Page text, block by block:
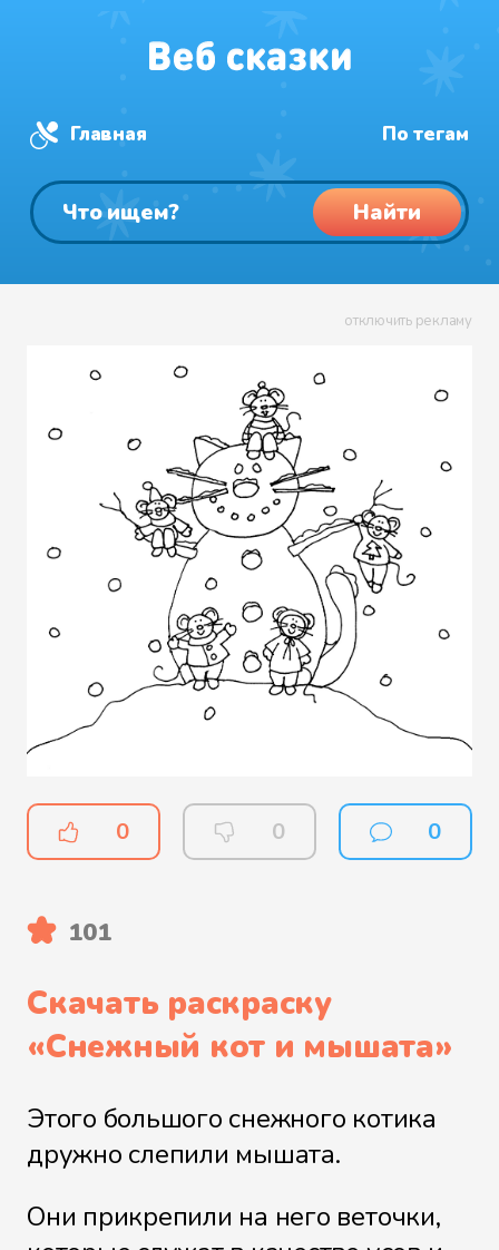
Главная По тегам
Найти
отключить рекламу
0 0 0
101
Скачать раскраску
«Снежный кот и мышата»
Этого большого снежного котика
дружно слепили мышата.
Они прикрепили на него веточки,